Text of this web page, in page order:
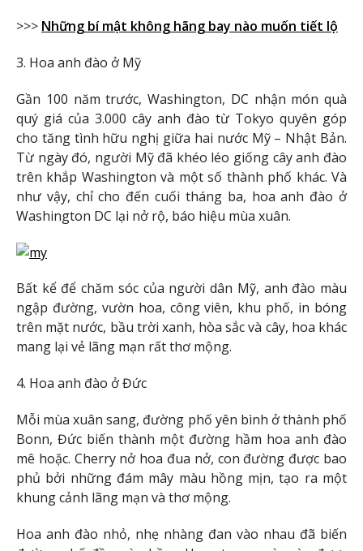
>>> Những bí mật không hãng bay nào muốn tiết lộ
3. Hoa anh đào ở Mỹ
Gần 100 năm trước, Washington, DC nhận món quà
quý giá của 3.000 cây anh đào từ Tokyo quyên góp
cho tăng tình hữu nghị giữa hai nước Mỹ – Nhật Bản.
Từ ngày đó, người Mỹ đã khéo léo giống cây anh đào
trên khắp Washington và một số thành phố khác. Và
như vậy, chỉ cho đến cuối tháng ba, hoa anh đào ở
Washington DC lại nở rộ, báo hiệu mùa xuân.
Bất kể để chăm sóc của người dân Mỹ, anh đào màu
ngập đường, vườn hoa, công viên, khu phố, in bóng
trên mặt nước, bầu trời xanh, hòa sắc và cây, hoa khác
mang lại vẻ lãng mạn rất thơ mộng.
4. Hoa anh đào ở Đức
Mỗi mùa xuân sang, đường phố yên bình ở thành phố
Bonn, Đức biến thành một đường hầm hoa anh đào
mê hoặc. Cherry nở hoa đua nở, con đường được bao
phủ bởi những đám mây màu hồng mịn, tạo ra một
khung cảnh lãng mạn và thơ mộng.
Hoa anh đào nhỏ, nhẹ nhàng đan vào nhau đã biến